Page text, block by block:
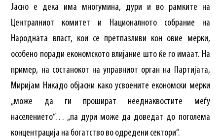
Јасно е дека има многумина, дури и во рамките на
Централниот комитет и Националното собрание на
Народната власт, кои се претпазливи кон овие мерки,
особено поради економското влијание што ќе го имаат. На
пример, на состанокот на управниот орган на Партијата,
Миријам Никадо објасни како усвоените економски мерки
„може да ги прошират нееднаквостите меѓу
населението“… „па дури може да доведат до поголема
концентрација на богатство во одредени сектори“.